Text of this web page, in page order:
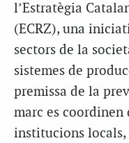
l’Estratègia
(ECRZ), una
sectors de la
sistemes de
premissa de la
marc es
institucions locals,